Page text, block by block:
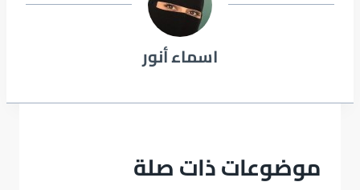
اسماء أنور
موضوعات ذات صلة